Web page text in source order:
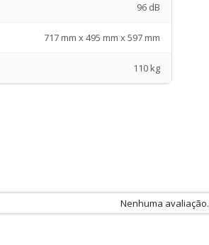
96 dB
717 mm x 495 mm x 597 mm
110 kg
Nenhuma avaliação.